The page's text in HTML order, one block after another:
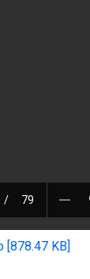
[878.47 KB]